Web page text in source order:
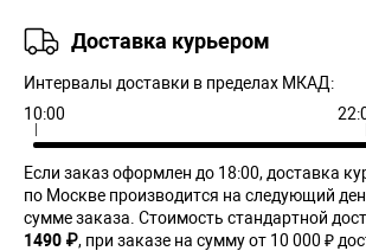
Доставка курьером
Интервалы доставки в пределах МКАД:
10:00
Если заказ оформлен до 18:00, доставка
по Москве производится на следующий
сумме заказа. Cтоимость стандартной
1490 ₽, при заказе на сумму от 10 000 ₽